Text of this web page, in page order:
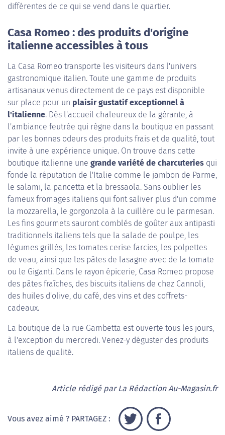
différentes de ce qui se vend dans le quartier.
Casa Romeo : des produits d'origine
italienne accessibles à tous
La Casa Romeo transporte les visiteurs dans l'univers
gastronomique italien. Toute une gamme de produits
artisanaux venus directement de ce pays est disponible
sur place pour un plaisir gustatif exceptionnel à
l'italienne. Dès l'accueil chaleureux de la gérante, à
l'ambiance feutrée qui règne dans la boutique en passant
par les bonnes odeurs des produits frais et de qualité, tout
invite à une expérience unique. On trouve dans cette
boutique italienne une grande variété de charcuteries qui
fonde la réputation de l'Italie comme le jambon de Parme,
le salami, la pancetta et la bressaola. Sans oublier les
fameux fromages italiens qui font saliver plus d'un comme
la mozzarella, le gorgonzola à la cuillère ou le parmesan.
Les fins gourmets sauront comblés de goûter aux antipasti
traditionnels italiens tels que la salade de poulpe, les
légumes grillés, les tomates cerise farcies, les polpettes
de veau, ainsi que les pâtes de lasagne avec de la tomate
ou le Giganti. Dans le rayon épicerie, Casa Romeo propose
des pâtes fraîches, des biscuits italiens de chez Cannoli,
des huiles d'olive, du café, des vins et des coffrets-
cadeaux.
La boutique de la rue Gambetta est ouverte tous les jours,
à l'exception du mercredi. Venez-y déguster des produits
italiens de qualité.
Article rédigé par La Rédaction Au-Magasin.fr
Vous avez aimé ? PARTAGEZ :